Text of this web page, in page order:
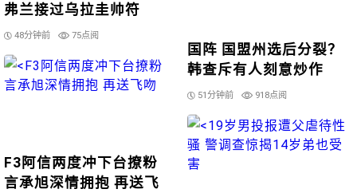
弗兰接过乌拉圭帅符
48分钟前 75点阅
国阵 国盟州选后分裂？
韩查斥有人刻意炒作
51分钟前 918点阅
F3阿信两度冲下台撩粉
言承旭深情拥抱 再送飞